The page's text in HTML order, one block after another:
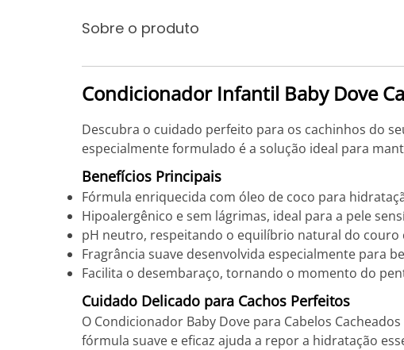
Sobre o produto
Condicionador Infantil Baby Dove
Descubra o cuidado perfeito para os cachinhos do
especialmente formulado é a solução ideal para
Benefícios Principais
Fórmula enriquecida com óleo de coco para
Hipoalergênico e sem lágrimas, ideal para a pele
pH neutro, respeitando o equilíbrio natural do couro
Fragrância suave desenvolvida especialmente para
Facilita o desembaraço, tornando o momento do
Cuidado Delicado para Cachos Perfeitos
O Condicionador Baby Dove para Cabelos
fórmula suave e eficaz ajuda a repor a hidratação